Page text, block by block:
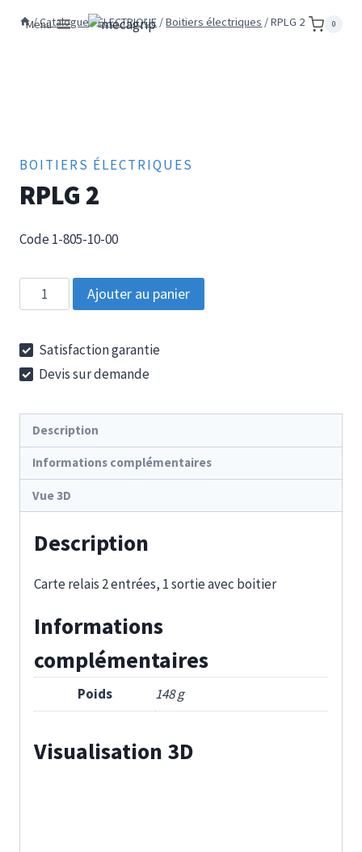
Menu 0
/Catalogue/ELECTRIQUE /Boitiers électriques /RPLG 2
BOITIERS ÉLECTRIQUES
RPLG 2
Code 1-805-10-00
quantité
de
2
Ajouter au panier
Satisfaction garantie
Devis sur demande
Description
Informations complémentaires
Vue 3D
Description
Carte relais 2 entrées, 1 sortie avec boitier
Informations
complémentaires
Poids 148 g
Visualisation 3D